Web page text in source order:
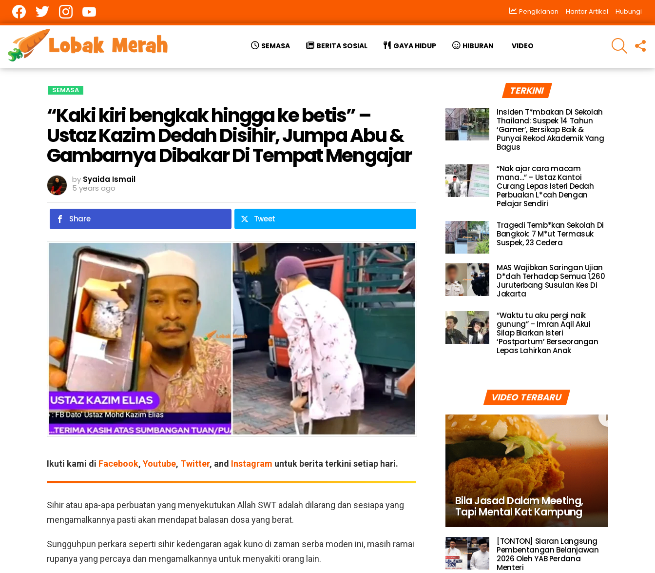
Pengiklanan Hantar Artikel Hubungi
SEMASA BERITA SOSIAL GAYA HIDUP HIBURAN VIDEO
SEARCH
SEMASA
“Kaki kiri bengkak hingga ke betis” –
Ustaz Kazim Dedah Disihir, Jumpa Abu &
Gambarnya Dibakar Di Tempat Mengajar
by Syaida Ismail
5 years ago
Share Tweet
Ikuti kami di Facebook, Youtube, Twitter, and Instagram untuk berita terkini setiap hari.
Sihir atau apa-apa perbuatan yang menyekutukan Allah SWT adalah dilarang dan sesiapa yang
mengamalkannya pasti akan mendapat balasan dosa yang berat.
Sungguhpun perkara seperti sihir kedengaran agak kuno di zaman serba moden ini, masih ramai
rupanya yang percaya dan mengamalkannya untuk menyakiti orang lain.
TERKINI
Insiden T*mbakan Di Sekolah
Thailand: Suspek 14 Tahun
‘Gamer’, Bersikap Baik &
Punyai Rekod Akademik Yang
Bagus
“Nak ajar cara macam
mana…” – Ustaz Kantoi
Curang Lepas Isteri Dedah
Perbualan L*cah Dengan
Pelajar Sendiri
Tragedi Temb*kan Sekolah Di
Bangkok: 7 M*ut Termasuk
Suspek, 23 Cedera
MAS Wajibkan Saringan Ujian
D*dah Terhadap Semua 1,260
Juruterbang Susulan Kes Di
Jakarta
“Waktu tu aku pergi naik
gunung” – Imran Aqil Akui
Silap Biarkan Isteri
‘Postpartum’ Berseorangan
Lepas Lahirkan Anak
VIDEO TERBARU
Bila Jasad Dalam Meeting,
Tapi Mental Kat Kampung
[TONTON] Siaran Langsung
Pembentangan Belanjawan
2026 Oleh YAB Perdana
Menteri